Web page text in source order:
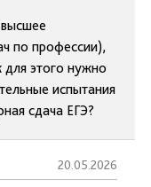
по профессии),
для этого нужно
испытания
сдача ЕГЭ?
20.05.2026